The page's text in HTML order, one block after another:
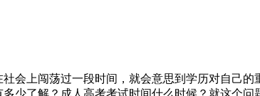
会上闯荡过一段时间，就会意思到学历对自己
了解？成人高考考试时间什么时候？就这个问